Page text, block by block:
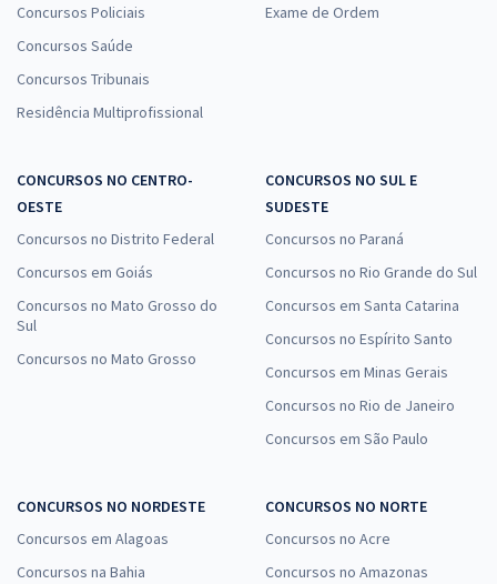
Concursos Policiais
Concursos Saúde
Concursos Tribunais
Residência Multiprofissional
Exame de Ordem
CONCURSOS NO CENTRO-
OESTE
Concursos no Distrito Federal
Concursos em Goiás
Concursos no Mato Grosso do
Sul
Concursos no Mato Grosso
CONCURSOS NO SUL E
SUDESTE
Concursos no Paraná
Concursos no Rio Grande do Sul
Concursos em Santa Catarina
Concursos no Espírito Santo
Concursos em Minas Gerais
Concursos no Rio de Janeiro
Concursos em São Paulo
CONCURSOS NO NORDESTE
Concursos em Alagoas
Concursos na Bahia
CONCURSOS NO NORTE
Concursos no Acre
Concursos no Amazonas